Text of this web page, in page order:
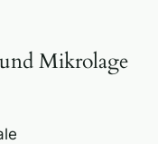
Mikrolage